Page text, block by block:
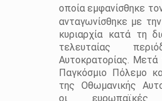
οποία εμφανίσθηκε
ανταγωνίσθηκε με
κυριαρχία κατά τη
τελευταίας
Αυτοκρατορίας.
Παγκόσμιο Πόλεμο
της Οθωμανικής
οι ευρωπαϊκές